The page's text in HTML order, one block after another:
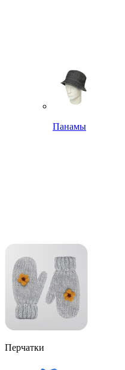
Панамы
Перчатки